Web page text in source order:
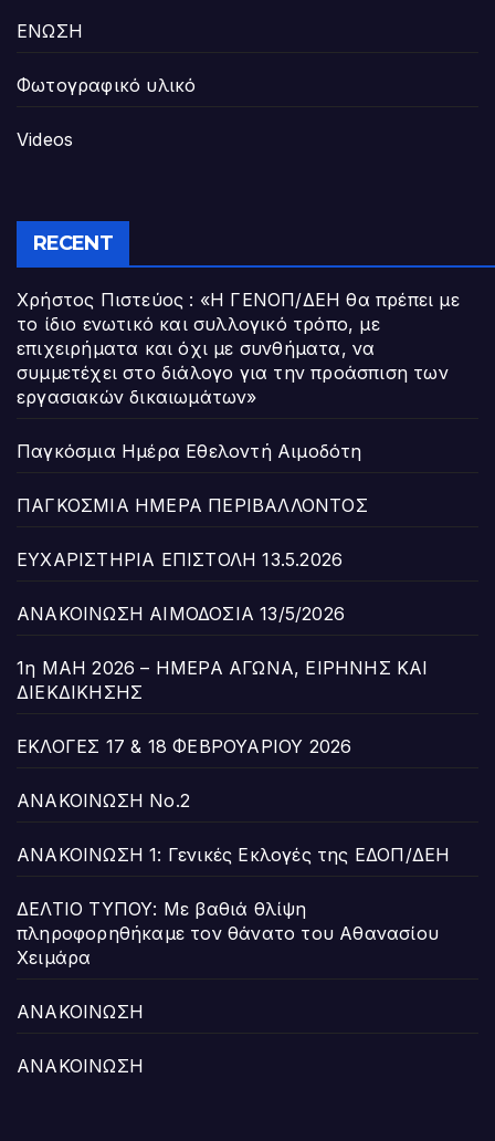
ΕΝΩΣΗ
Φωτογραφικό υλικό
Videos
RECENT
Χρήστος Πιστεύος : «Η ΓΕΝΟΠ/ΔΕΗ θα πρέπει με
το ίδιο ενωτικό και συλλογικό τρόπο, με
επιχειρήματα και όχι με συνθήματα, να
συμμετέχει στο διάλογο για την προάσπιση των
εργασιακών δικαιωμάτων»
Παγκόσμια Ημέρα Εθελοντή Αιμοδότη
ΠΑΓΚΟΣΜΙΑ ΗΜΕΡΑ ΠΕΡΙΒΑΛΛΟΝΤΟΣ
ΕΥΧΑΡΙΣΤΗΡΙΑ ΕΠΙΣΤΟΛΗ 13.5.2026
ΑΝΑΚΟΙΝΩΣΗ ΑΙΜΟΔΟΣΙΑ 13/5/2026
1η ΜΑΗ 2026 – ΗΜΕΡΑ ΑΓΩΝΑ, ΕΙΡΗΝΗΣ ΚΑΙ
ΔΙΕΚΔΙΚΗΣΗΣ
ΕΚΛΟΓΕΣ 17 & 18 ΦΕΒΡΟΥΑΡΙΟΥ 2026
ΑΝΑΚΟΙΝΩΣΗ Νο.2
ΑΝΑΚΟΙΝΩΣΗ 1: Γενικές Εκλογές της ΕΔΟΠ/ΔΕΗ
ΔΕΛΤΙΟ ΤΥΠΟΥ: Με βαθιά θλίψη
πληροφορηθήκαμε τον θάνατο του Αθανασίου
Χειμάρα
ΑΝΑΚΟΙΝΩΣΗ
ΑΝΑΚΟΙΝΩΣΗ